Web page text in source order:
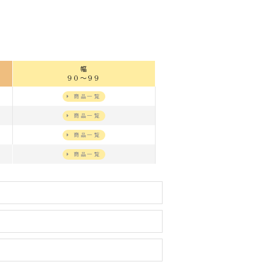
幅
90～99
商品一覧
商品一覧
商品一覧
商品一覧